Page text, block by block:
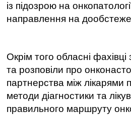
із підозрою на
направлення на
Окрім того обласні
та розповіли про
партнерства між лікарями
методи діагностики та
правильного маршруту